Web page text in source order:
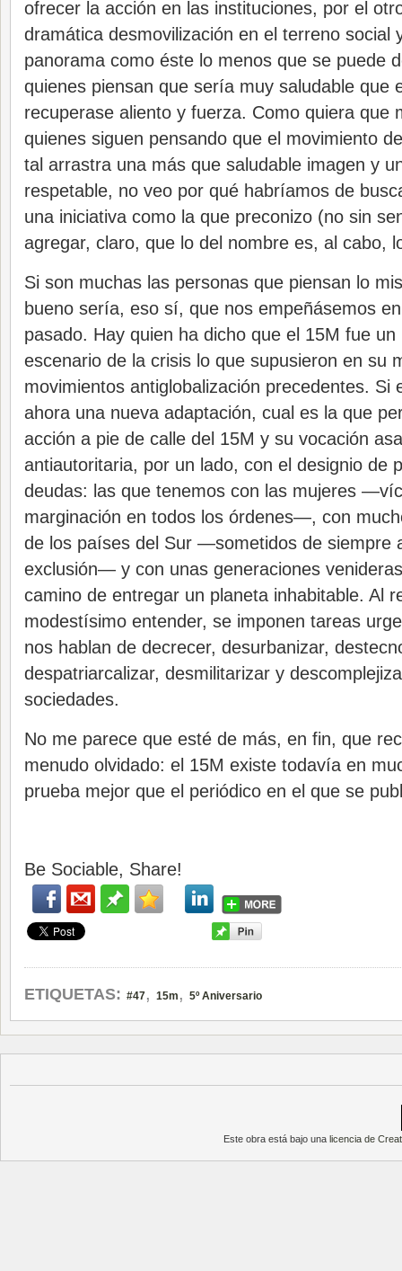
ofrecer la acción en las instituciones, por el
dramática desmovilización en el terreno social
panorama como éste lo menos que se puede
quienes piensan que sería muy saludable que
recuperase aliento y fuerza. Como quiera que
quienes siguen pensando que el movimiento
tal arrastra una más que saludable imagen y
respetable, no veo por qué habríamos de
una iniciativa como la que preconizo (no sin
agregar, claro, que lo del nombre es, al cabo,
Si son muchas las personas que piensan lo
bueno sería, eso sí, que nos empeñásemos
pasado. Hay quien ha dicho que el 15M fue
escenario de la crisis lo que supusieron en su
movimientos antiglobalización precedentes. Si
ahora una nueva adaptación, cual es la que
acción a pie de calle del 15M y su vocación
antiautoritaria, por un lado, con el designio de
deudas: las que tenemos con las mujeres
marginación en todos los órdenes—, con
de los países del Sur —sometidos de siempre
exclusión— y con unas generaciones
camino de entregar un planeta inhabitable. Al
modestísimo entender, se imponen tareas
nos hablan de decrecer, desurbanizar,
despatriarcalizar, desmilitarizar y
sociedades.
No me parece que esté de más, en fin, que
menudo olvidado: el 15M existe todavía en
prueba mejor que el periódico en el que se
Be Sociable, Share!
ETIQUETAS: #47, 15m , 5º Aniversario
Este obra está bajo unalicencia de